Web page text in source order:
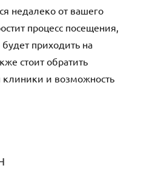
недалеко от вашего
процесс посещения,
приходить на
стоит обратить
и возможность